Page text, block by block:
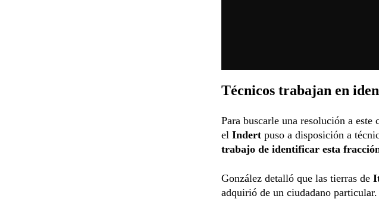
Técnicos trabajan en
Para buscarle una resolución a este
el Indert puso a disposición a
trabajo de identificar esta
González detalló que las tierras de
adquirió de un ciudadano